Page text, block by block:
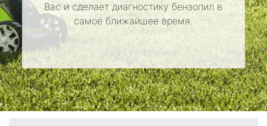
Вас и сделает диагностику бензопил в
самое ближайшее время.